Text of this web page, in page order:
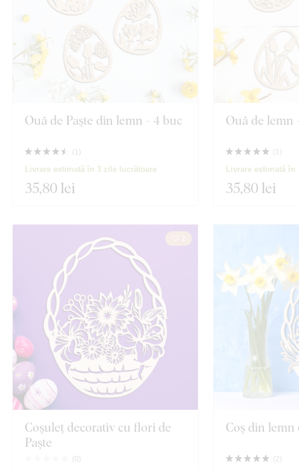
Ouă de Paște din lemn - 4 buc
(1)
Livrare estimată în 3 zile lucrătoare
35,80 lei
Ouă de lemn
(1)
Livrare estimată în
35,80 lei
Coșuleț decorativ cu flori de
Paște
( 0)
Coș din lemn
(2)